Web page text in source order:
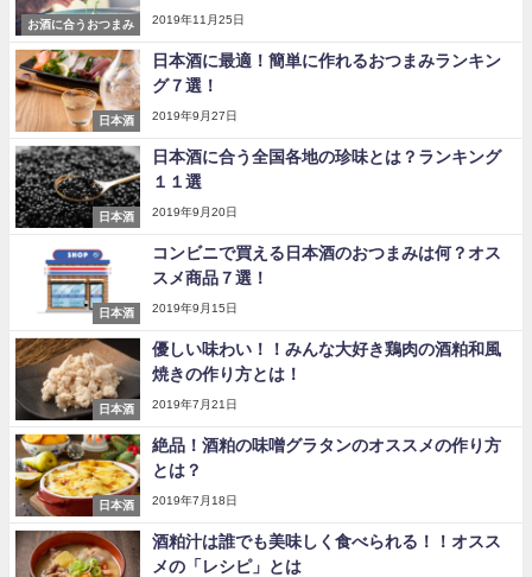
お酒に合うおつまみ 2019年11月25日
日本酒
日本酒に最適！簡単に作れるおつまみランキン
グ７選！
2019年9月27日
日本酒
日本酒に合う全国各地の珍味とは？ランキング
１１選
2019年9月20日
日本酒
コンビニで買える日本酒のおつまみは何？オス
スメ商品７選！
2019年9月15日
日本酒
優しい味わい！！みんな大好き鶏肉の酒粕和風
焼きの作り方とは！
2019年7月21日
日本酒
絶品！酒粕の味噌グラタンのオススメの作り方
とは？
2019年7月18日
酒粕汁は誰でも美味しく食べられる！！オスス
メの「レシピ」とは